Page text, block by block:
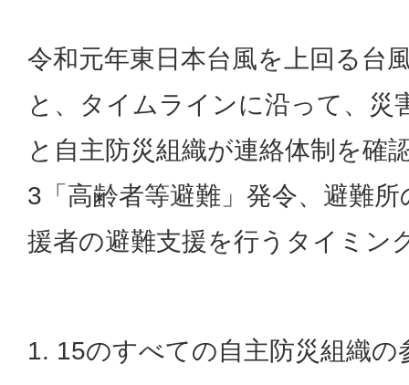
令和元年東日本台風を上回る台
と、タイムラインに沿って、災
と自主防災組織が連絡体制を確
3「高齢者等避難」発令、避難
援者の避難支援を行うタイミン
1. 15のすべての自主防災組織の